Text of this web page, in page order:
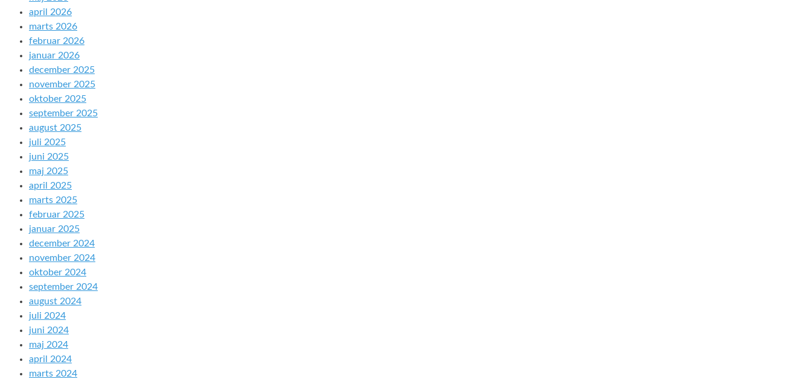
april 2026
marts 2026
februar 2026
januar 2026
december 2025
november 2025
oktober 2025
september 2025
august 2025
juli 2025
juni 2025
maj 2025
april 2025
marts 2025
februar 2025
januar 2025
december 2024
november 2024
oktober 2024
september 2024
august 2024
juli 2024
juni 2024
maj 2024
april 2024
marts 2024